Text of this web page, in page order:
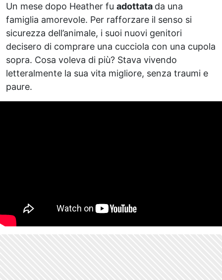
Un mese dopo Heather fu adottata da una
famiglia amorevole. Per rafforzare il senso si
sicurezza dell’animale, i suoi nuovi genitori
decisero di comprare una cucciola con una cupola
sopra. Cosa voleva di più? Stava vivendo
letteralmente la sua vita migliore, senza traumi e
paure.